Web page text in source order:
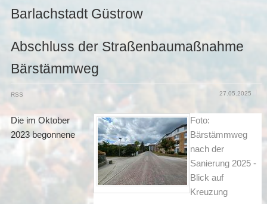
Barlachstadt Güstrow
Abschluss der Straßenbaumaßnahme
Bärstämmweg
27.05.2025
RSS
Foto:
Bärstämmweg
nach der
Sanierung 2025 -
Blick auf
Kreuzung
Die im Oktober
2023 begonnene